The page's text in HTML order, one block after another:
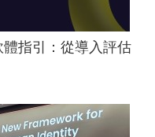
指引：從導入評估